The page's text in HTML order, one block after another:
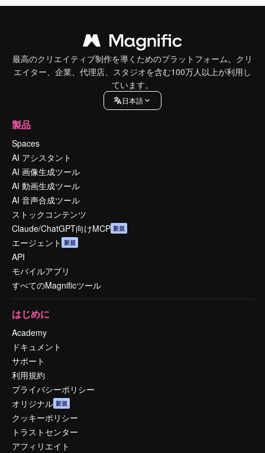
最高のクリエイティブ制作を導くためのプラットフォーム。クリ
エイター、企業、代理店、スタジオを含む100万人以上が利用し
ています。
日本語
製品
Spaces
AI アシスタント
AI 画像生成ツール
AI 動画生成ツール
AI 音声合成ツール
ストックコンテンツ
Claude/ChatGPT向けMCP 新規
エージェント 新規
API
モバイルアプリ
すべてのMagnificツール
はじめに
Academy
ドキュメント
サポート
利用規約
プライバシーポリシー
オリジナル 新規
クッキーポリシー
トラストセンター
アフィリエイト